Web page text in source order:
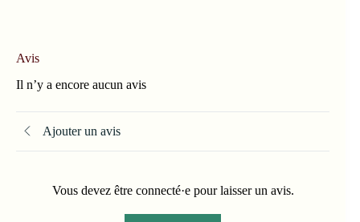
Avis
Il n’y a encore aucun avis
Ajouter un avis
Vous devez être connecté·e pour laisser un avis.